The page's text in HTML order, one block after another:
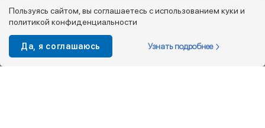
8 800 333 08 45
info@kotofey.ru
Магазины в Москва (50)
Пользуясь сайтом, вы соглашаетесь с использованием куки и
политикой конфиденциальности
Да, я соглашаюсь Узнать подробнее